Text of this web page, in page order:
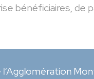
bénéficiaires, de